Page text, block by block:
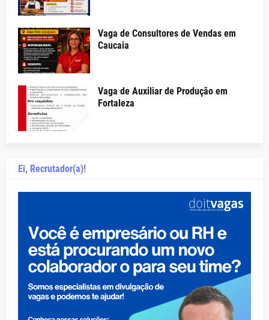
Vaga de Consultores de Vendas em
Caucaia
Vaga de Auxiliar de Produção em
Fortaleza
Ei, Recrutador(a)!